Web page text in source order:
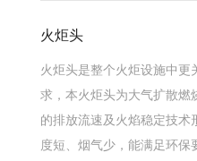
火炬头
火炬头是整个火炬设施中更
求，本火炬头为大气扩散燃
的排放流速及火焰稳定技术
度短、烟气少，能满足环保